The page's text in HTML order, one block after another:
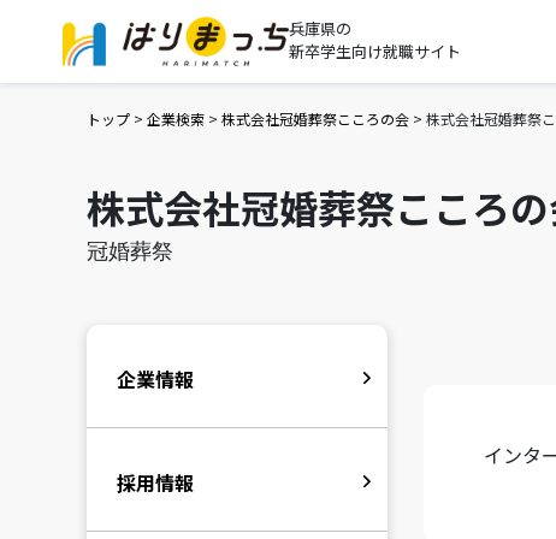
兵庫県の
新卒学生向け就職サイト
トップ > 企業検索 > 株式会社冠婚葬祭こころの会 > 株式会社冠婚葬祭
株式会社冠婚葬祭こころ
冠婚葬祭
インタ
企業情報
採用情報